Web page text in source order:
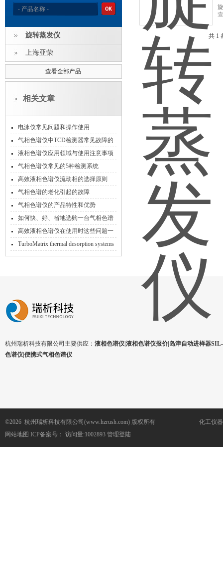
旋转蒸发仪
上海亚荣
查看全部产品
相关文章
电泳仪常见问题和操作使用
气相色谱仪中TCD检测器常见故障的
检修方法及原因分析
液相色谱仪应用领域与使用注意事项
解说
气相色谱仪常见的5种检测系统
高效液相色谱仪流动相的选择原则
气相色谱的老化引起的故障
气相色谱仪的产品特性和优势
如何快、好、省地选购一台气相色谱
仪?
高效液相色谱仪在使用时这些问题一
定要注意！
TurboMatrix thermal desorption systems
自动热脱附仪
共 1
杭州瑞析科技有限公司主要供应： 液相色谱仪|液相色谱仪报价|岛津自动进样器
色谱仪|便携式气相色谱仪
©2026 杭州瑞析科技有限公司(www.hzrush.com) 版权所有
网站地图 ICP备案号： 访问量:1002893 管理登陆
化工仪